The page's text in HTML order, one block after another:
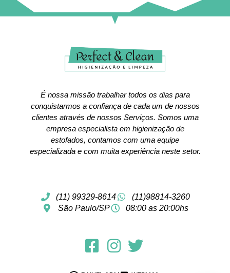
É nossa missão trabalhar todos os dias para
conquistarmos a confiança de cada um de nossos
clientes através de nossos Serviços. Somos uma
empresa especialista em higienização de
estofados, contamos com uma equipe
especializada e com muita experiência neste setor.
(11) 99329-8614
(11)98814-3260
São Paulo/SP
08:00 as 20:00hs